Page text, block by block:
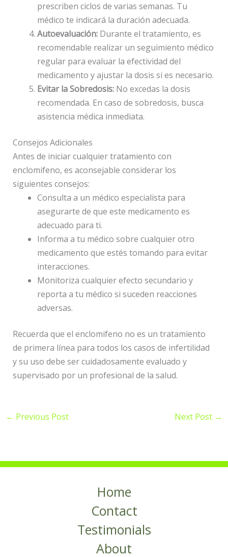
prescriben ciclos de varias semanas. Tu
médico te indicará la duración adecuada.
Autoevaluación:Durante el tratamiento, es
recomendable realizar un seguimiento médico
regular para evaluar la efectividad del
medicamento y ajustar la dosis si es necesario.
Evitar la Sobredosis:No excedas la dosis
recomendada. En caso de sobredosis, busca
asistencia médica inmediata.
Consejos Adicionales
Antes de iniciar cualquier tratamiento con
enclomifeno, es aconsejable considerar los
siguientes consejos:
Consulta a un médico especialista para
asegurarte de que este medicamento es
adecuado para ti.
Informa a tu médico sobre cualquier otro
medicamento que estés tomando para evitar
interacciones.
Monitoriza cualquier efecto secundario y
reporta a tu médico si suceden reacciones
adversas.
Recuerda que el enclomifeno no es un tratamiento
de primera línea para todos los casos de infertilidad
y su uso debe ser cuidadosamente evaluado y
supervisado por un profesional de la salud.
← Previous Post Next Post →
Home
Contact
Testimonials
About